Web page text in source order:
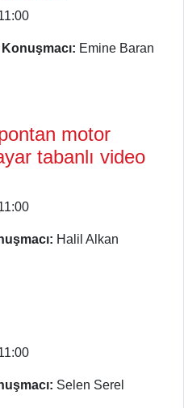
Konuşmacı: Emine Baran
motor
tabanlı video
Halil Alkan
Selen Serel